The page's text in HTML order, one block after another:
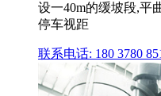
设一40m的缓坡段,平
停车视距
联系电话: 180 3780